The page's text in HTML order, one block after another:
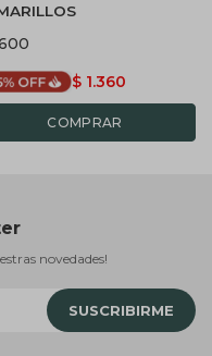
$ 1.360
novedades!
SUSCRIBIRME